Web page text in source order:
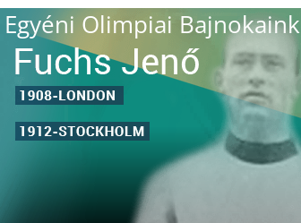
Egyéni Olimpiai Bajnokaink